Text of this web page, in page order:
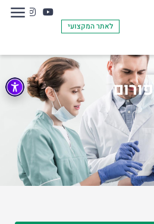
לאתר המקצועי
פורום